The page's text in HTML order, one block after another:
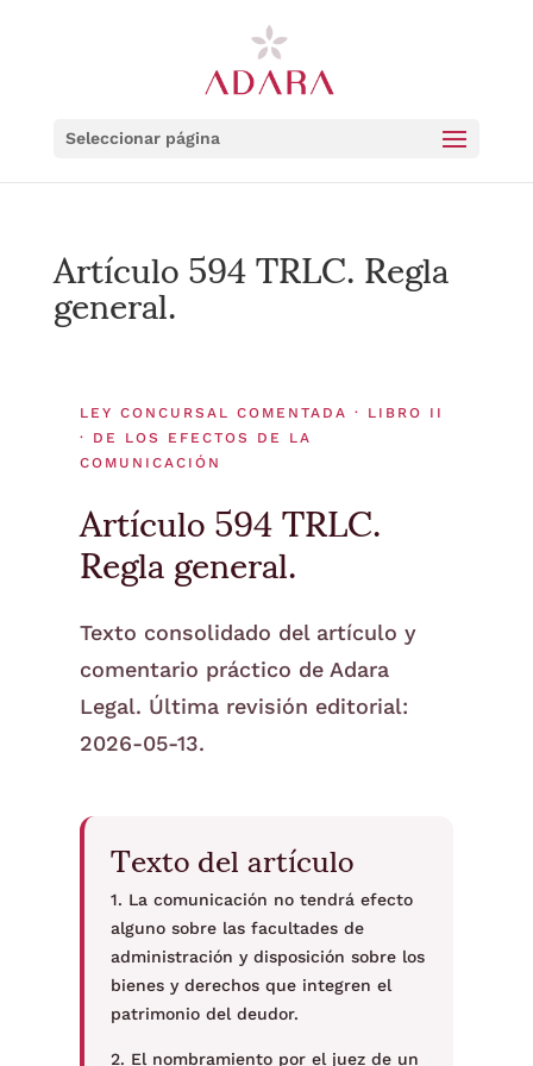
Seleccionar página
Artículo 594 TRLC. Regla
general.
LEY CONCURSAL COMENTADA · LIBRO II
· DE LOS EFECTOS DE LA
COMUNICACIÓN
Artículo 594 TRLC.
Regla general.
Texto consolidado del artículo y
comentario práctico de Adara
Legal. Última revisión editorial:
2026-05-13.
Texto del artículo
1. La comunicación no tendrá efecto
alguno sobre las facultades de
administración y disposición sobre los
bienes y derechos que integren el
patrimonio del deudor.
2. El nombramiento por el juez de un